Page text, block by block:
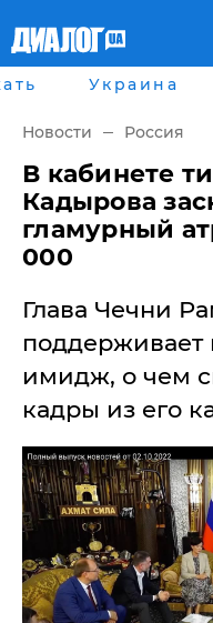
Главная
рассея
Мир
Беларусь
Военное обозрение
Наука и Техника
Экономика
Блоги
Шоу-биз
Здоровье
Спорт
Культура
Война на Донбассе и
Крыму
"ДНР"
Оккупация Крыма
Новости Крыма
Донбасс
Украина
Новости Россия
​В кабинете
Кадырова
гламурный
000
Глава Чечни
поддерживает
имидж, о чем
кадры из его